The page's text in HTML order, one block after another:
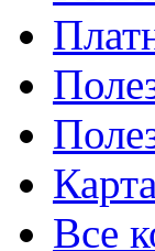
Все